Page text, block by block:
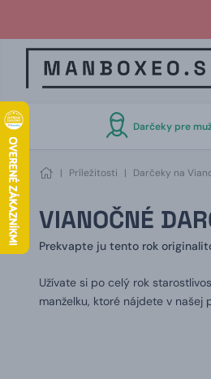
Darčeky pre
| Príležitosti | Darčeky na
VIANOČNÉ
Prekvapte ju tento rok
Užívate si po celý rok
manželku, ktoré nájdete v našej